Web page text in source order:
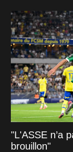
"L'ASSE n’a
brouillon"